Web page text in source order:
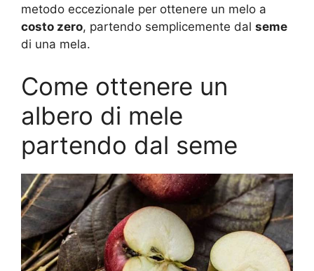
metodo eccezionale per ottenere un melo a
costo zero, partendo semplicemente dal seme
di una mela.
Come ottenere un
albero di mele
partendo dal seme